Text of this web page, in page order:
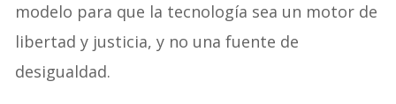
modelo para que la tecnología sea un motor de
libertad y justicia, y no una fuente de
desigualdad.